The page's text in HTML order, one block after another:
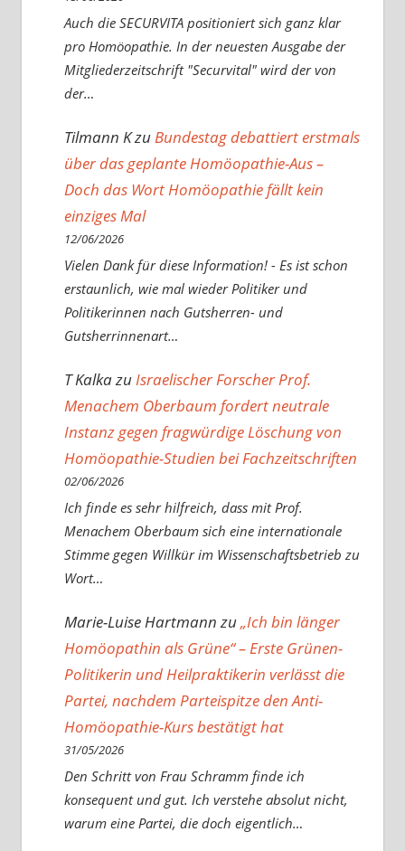
Auch die SECURVITA positioniert sich ganz klar
pro Homöopathie. In der neuesten Ausgabe der
Mitgliederzeitschrift "Securvital" wird der von
der…
Tilmann KzuBundestag debattiert erstmals
über das geplante Homöopathie-Aus –
Doch das Wort Homöopathie fällt kein
einziges Mal
12/06/2026
Vielen Dank für diese Information! - Es ist schon
erstaunlich, wie mal wieder Politiker und
Politikerinnen nach Gutsherren- und
Gutsherrinnenart…
T KalkazuIsraelischer Forscher Prof.
Menachem Oberbaum fordert neutrale
Instanz gegen fragwürdige Löschung von
Homöopathie-Studien bei Fachzeitschriften
02/06/2026
Ich finde es sehr hilfreich, dass mit Prof.
Menachem Oberbaum sich eine internationale
Stimme gegen Willkür im Wissenschaftsbetrieb zu
Wort…
Marie-Luise Hartmannzu„Ich bin länger
Homöopathin als Grüne“ – Erste Grünen-
Politikerin und Heilpraktikerin verlässt die
Partei, nachdem Parteispitze den Anti-
Homöopathie-Kurs bestätigt hat
31/05/2026
Den Schritt von Frau Schramm finde ich
konsequent und gut. Ich verstehe absolut nicht,
warum eine Partei, die doch eigentlich…